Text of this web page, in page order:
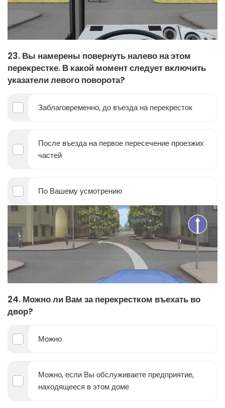
23. Вы намерены повернуть налево на этом
перекрестке. В какой момент следует включить
указатели левого поворота?
Заблаговременно, до въезда на перекресток
После въезда на первое пересечение проезжих
частей
По Вашему усмотрению
24. Можно ли Вам за перекрестком въехать во
двор?
Можно
Можно, если Вы обслуживаете предприятие,
находящееся в этом доме